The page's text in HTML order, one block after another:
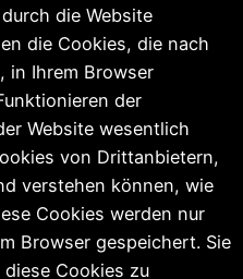
die Website
die Cookies, die nach
in Ihrem Browser
der
Website wesentlich
von Drittanbietern,
verstehen können, wie
Cookies werden nur
Browser gespeichert. Sie
Cookies zu